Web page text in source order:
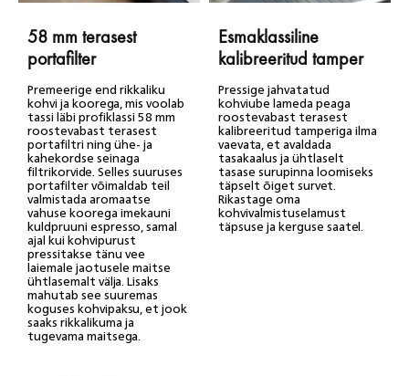
58 mm terasest
portafilter
Premeerige end rikkaliku
kohvi ja koorega, mis voolab
tassi läbi profiklassi 58 mm
roostevabast terasest
portafiltri ning ühe- ja
kahekordse seinaga
filtrikorvide. Selles suuruses
portafilter võimaldab teil
valmistada aromaatse
vahuse koorega imekauni
kuldpruuni espresso, samal
ajal kui kohvipurust
pressitakse tänu vee
laiemale jaotusele maitse
ühtlasemalt välja. Lisaks
mahutab see suuremas
koguses kohvipaksu, et jook
saaks rikkalikuma ja
tugevama maitsega.
Esmaklassiline
kalibreeritud tamper
Pressige jahvatatud
kohviube lameda peaga
roostevabast terasest
kalibreeritud tamperiga ilma
vaevata, et avaldada
tasakaalus ja ühtlaselt
tasase surupinna loomiseks
täpselt õiget survet.
Rikastage oma
kohvivalmistuselamust
täpsuse ja kerguse saatel.